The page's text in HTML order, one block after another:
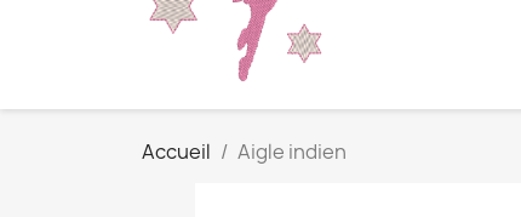
Accueil Aigle indien